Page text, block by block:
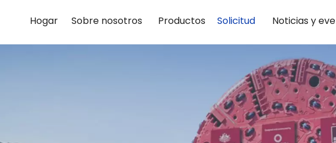
Hogar Sobre nosotros Productos Solicitud Noticias y